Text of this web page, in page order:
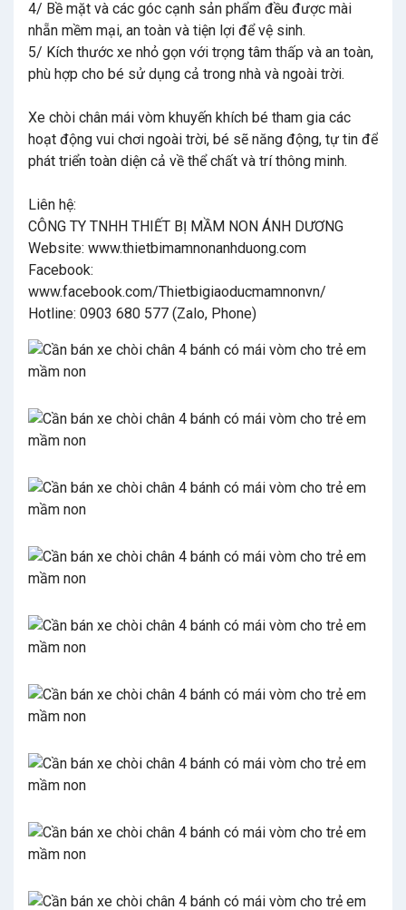
4/ Bề mặt và các góc cạnh sản phẩm đều được mài
nhẵn mềm mại, an toàn và tiện lợi để vệ sinh.
5/ Kích thước xe nhỏ gọn với trọng tâm thấp và an toàn,
phù hợp cho bé sử dụng cả trong nhà và ngoài trời.
Xe chòi chân mái vòm khuyến khích bé tham gia các
hoạt động vui chơi ngoài trời, bé sẽ năng động, tự tin để
phát triển toàn diện cả về thể chất và trí thông minh.
Liên hệ:
CÔNG TY TNHH THIẾT BỊ MẦM NON ÁNH DƯƠNG
Website: www.thietbimamnonanhduong.com
Facebook:
www.facebook.com/Thietbigiaoducmamnonvn/
Hotline: 0903 680 577 (Zalo, Phone)